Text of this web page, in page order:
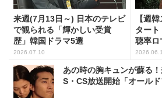
来週(7月13日～) 日本のテレビ
で観られる「輝かしい受賞
歴」韓国ドラマ5選
2026.07.10
【週
ター
聴率ロ
あの時の胸キュンが蘇る
S・CS放送開始「オール